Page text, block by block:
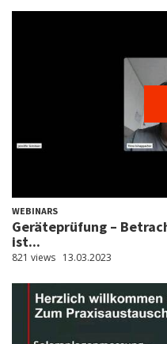
WEBINARS
Geräteprüfung –
ist...
821 views 13.03.2023